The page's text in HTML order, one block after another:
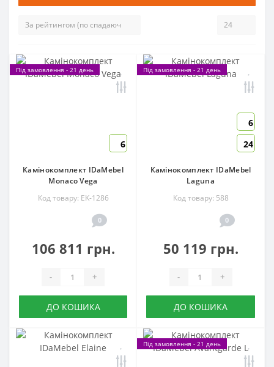
Під замовлення - 21 день
6
Камінокомплект IDaMebel
Monaco Vega
Код товару: EK-1286
0
106 811 грн.
- +
ДО КОШИКА
Під замовлення - 21 день
6
24
Камінокомплект IDaMebel
Laguna
Код товару: 588
0
50 119 грн.
- +
ДО КОШИКА
Під замовлення - 21 день